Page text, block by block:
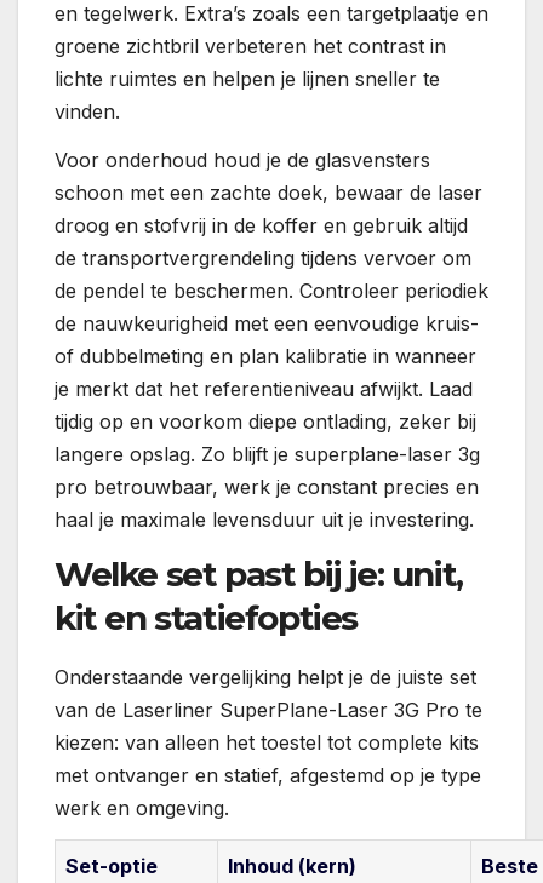
en tegelwerk. Extra’s zoals een targetplaatje en
groene zichtbril verbeteren het contrast in
lichte ruimtes en helpen je lijnen sneller te
vinden.
Voor onderhoud houd je de glasvensters
schoon met een zachte doek, bewaar de laser
droog en stofvrij in de koffer en gebruik altijd
de transportvergrendeling tijdens vervoer om
de pendel te beschermen. Controleer periodiek
de nauwkeurigheid met een eenvoudige kruis-
of dubbelmeting en plan kalibratie in wanneer
je merkt dat het referentieniveau afwijkt. Laad
tijdig op en voorkom diepe ontlading, zeker bij
langere opslag. Zo blijft je superplane-laser 3g
pro betrouwbaar, werk je constant precies en
haal je maximale levensduur uit je investering.
Welke set past bij je: unit,
kit en statiefopties
Onderstaande vergelijking helpt je de juiste set
van de Laserliner SuperPlane-Laser 3G Pro te
kiezen: van alleen het toestel tot complete kits
met ontvanger en statief, afgestemd op je type
werk en omgeving.
Set-optie Inhoud (kern)